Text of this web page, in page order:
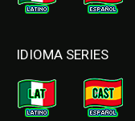
IDIOMA SERIES